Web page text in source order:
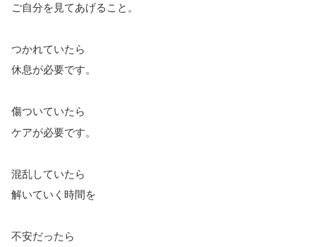
ご自分を見てあげること。
つかれていたら
休息が必要です。
傷ついていたら
ケアが必要です。
混乱していたら
解いていく時間を
不安だったら